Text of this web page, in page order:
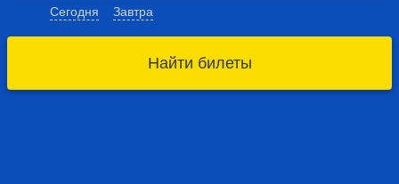
Сегодня Завтра
Найти билеты